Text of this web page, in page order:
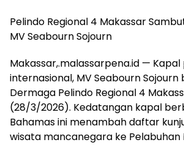
Pelindo Regional 4 Makassar
MV Seabourn Sojourn
Makassar,.malassarpena.id — Kapal
internasional, MV Seabourn Sojourn
Dermaga Pelindo Regional 4
(28/3/2026). Kedatangan kapal
Bahamas ini menambah daftar
wisata mancanegara ke Pelabuhan